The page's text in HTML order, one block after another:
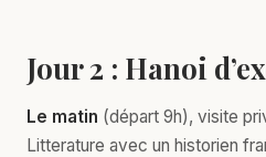
Jour 2 : Hanoi
Le matin (départ 9h), visite
Litterature avec un historien